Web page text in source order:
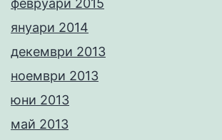
февруари 2015
януари 2014
декември 2013
ноември 2013
юни 2013
май 2013